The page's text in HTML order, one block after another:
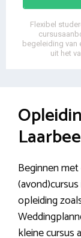
Flexibel
begeleiding van
uit het
Beginnen
opleiding
kleine cursus